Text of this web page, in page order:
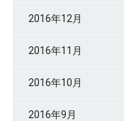
2016年12月
2016年11月
2016年10月
2016年9月